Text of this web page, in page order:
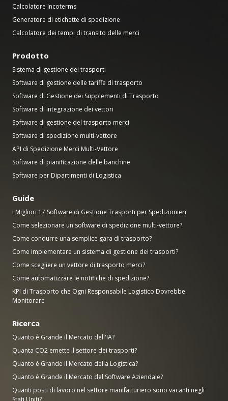
Calcolatore Incoterms
Generatore di etichette di spedizione
Calcolatore dei tempi di transito delle merci
Prodotto
Sistema di gestione dei trasporti
Software di gestione delle tariffe di trasporto
Software di Gestione dei Supplementi di Trasporto
Software di integrazione dei vettori
Software di gestione del trasporto merci
Software di spedizione multi-vettore
API di Spedizione Merci Multi-Vettore
Software di pianificazione delle banchine
Software per Dipartimenti di Logistica
Guide
I Migliori 17 Software di Gestione Trasporti per Spedizionieri
Come selezionare un software di spedizione multi-vettore?
Come condurre una semplice gara di trasporto?
Come implementare un sistema di gestione dei trasporti?
Come scegliere un vettore di trasporto merci?
Come automatizzare le notifiche di spedizione?
KPI di Trasporto che Ogni Responsabile Logistico Dovrebbe
Monitorare
Ricerca
Quanto è Grande il Mercato dell'IA?
Quanta CO2 emette il settore dei trasporti?
Quanto è Grande il Mercato della Logistica?
Quanto è Grande il Mercato del Software Aziendale?
Quanti posti di lavoro nel settore manifatturiero sono vacanti negli